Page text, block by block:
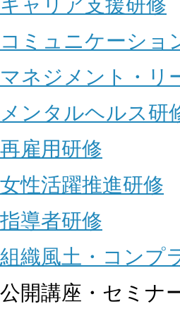
キャリア支援研修
コミュニケーショ
マネジメント・リ
メンタルヘルス研
再雇用研修
女性活躍推進研修
指導者研修
組織風土・コンプ
公開講座・セミナ